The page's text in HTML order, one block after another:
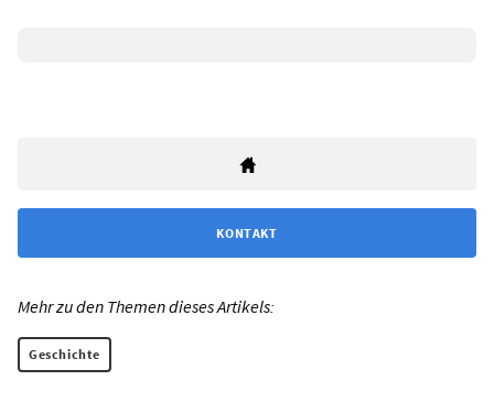
KONTAKT
Mehr zu den Themen dieses Artikels:
Geschichte